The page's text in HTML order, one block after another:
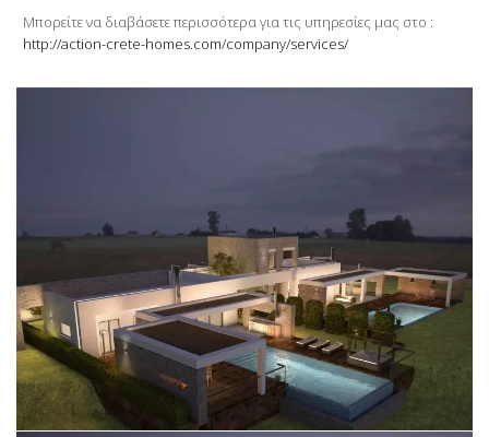
Μπορείτε να διαβάσετε περισσότερα για τις υπηρεσίες μας στο :
http://action-crete-homes.com/company/services/